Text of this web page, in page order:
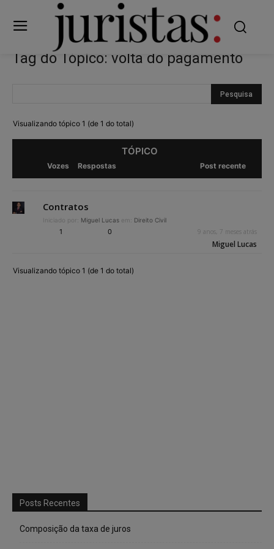
Tag do Tópico: volta do pagamento
Visualizando tópico 1 (de 1 do total)
TÓPICO
Vozes Respostas Post recente
Contratos
Iniciado por: Miguel Lucas em: Direito Civil
1 0 9 anos, 7 meses atrás
Miguel Lucas
Visualizando tópico 1 (de 1 do total)
Posts Recentes
Composição da taxa de juros